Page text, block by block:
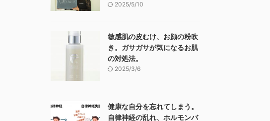
2025/5/10
敏感肌の皮むけ、お顔の粉吹
き。ガサガサが気になるお肌
の対処法。
2025/3/6
健康な自分を忘れてしまう。
自律神経の乱れ、ホルモンバ